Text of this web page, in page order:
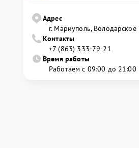
Адрес
г. Мариуполь, Володарское
Контакты
+7 (863) 333-79-21
Время работы
Работаем с 09:00 до 21:00